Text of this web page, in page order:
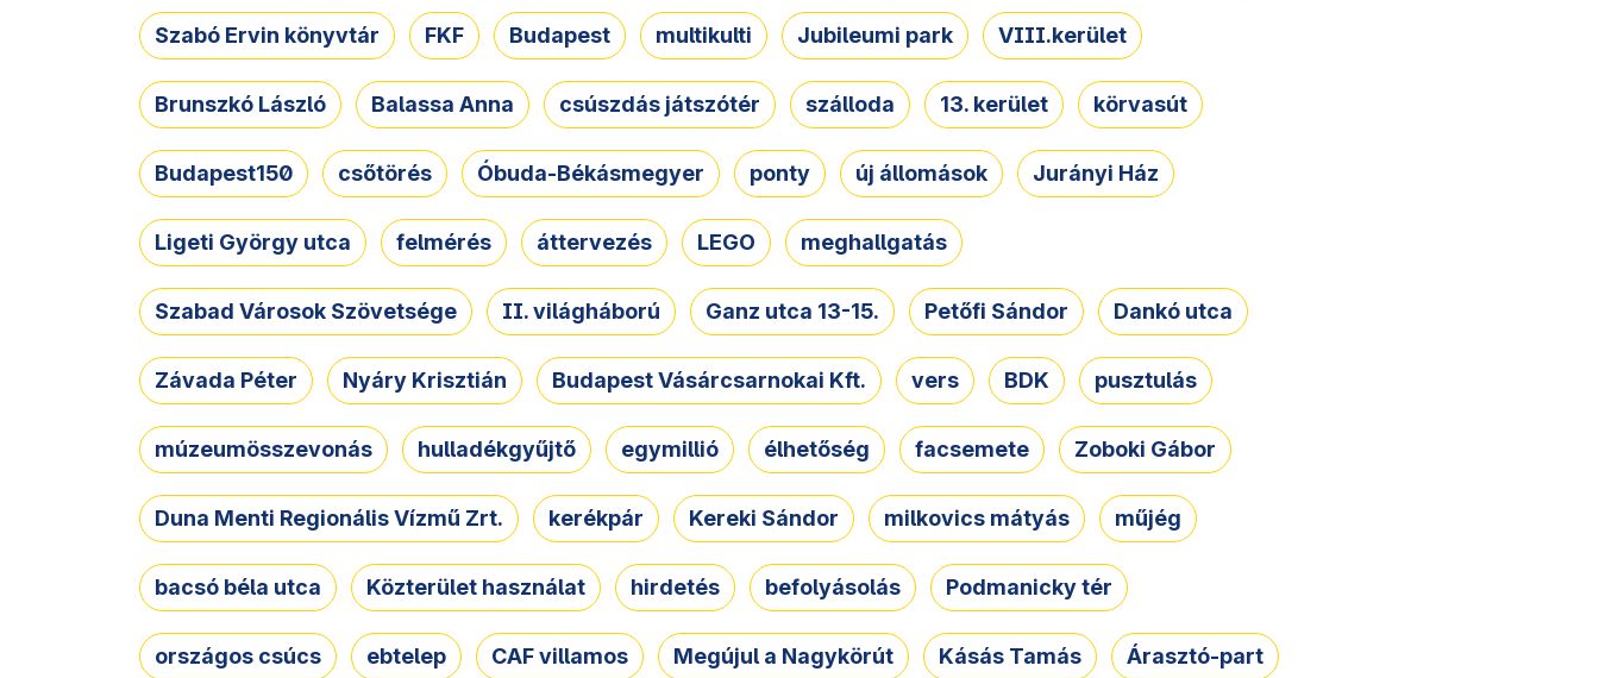
Szabó Ervin könyvtár FKF Budapest multikulti Jubileumi park VIII.kerület
Brunszkó László Balassa Anna csúszdás játszótér szálloda 13. kerület körvasút
Budapest150 csőtörés Óbuda-Békásmegyer ponty új állomások Jurányi Ház
Ligeti György utca felmérés áttervezés LEGO meghallgatás
Szabad Városok Szövetsége II. világháború Ganz utca 13-15. Petőfi Sándor Dankó utca
Závada Péter Nyáry Krisztián Budapest Vásárcsarnokai Kft. vers BDK pusztulás
múzeumösszevonás hulladékgyűjtő egymillió élhetőség facsemete Zoboki Gábor
Duna Menti Regionális Vízmű Zrt. kerékpár Kereki Sándor milkovics mátyás műjég
bacsó béla utca Közterület használat hirdetés befolyásolás Podmanicky tér
országos csúcs ebtelep CAF villamos Megújul a Nagykörút Kásás Tamás Árasztó-part